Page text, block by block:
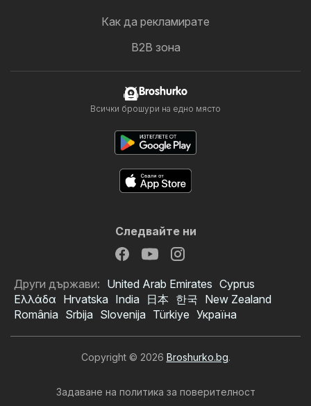
Как да рекламирате
B2B зона
Broshurko
Всички брошури на едно място
Следвайте ни
Други държави: United Arab Emirates Cyprus
Ελλάδα Hrvatska India 日本 한국 New Zealand
România Srbija Slovenija Türkiye Україна
Copyright © 2026 Broshurko.bg.
Задаване на политика за поверителност